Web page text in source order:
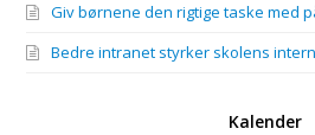
Giv børnene den rigtige taske med
Bedre intranet styrker skolens
Kalender